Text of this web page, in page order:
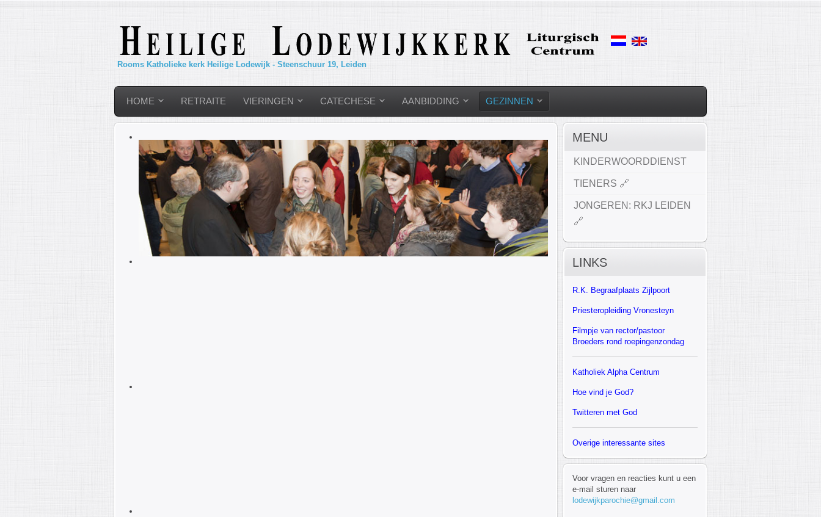
Rooms Katholieke kerk Heilige Lodewijk - Steenschuur 19, Leiden
HOME RETRAITE VIERINGEN CATECHESE AANBIDDING GEZINNEN
MENU
KINDERWOORDDIENST
TIENERS 🔗
JONGEREN: RKJ LEIDEN
🔗
LINKS
R.K. Begraafplaats Zijlpoort
Priesteropleiding Vronesteyn
Filmpje van rector/pastoor
Broeders rond roepingenzondag
Katholiek Alpha Centrum
Hoe vind je God?
Twitteren met God
Overige interessante sites
Voor vragen en reacties kunt u een
e-mail sturen naar
lodewijkparochie@gmail.com